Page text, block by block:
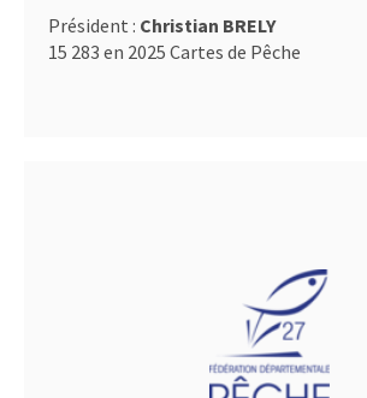
Président : Christian BRELY
15 283 en 2025 Cartes de Pêche